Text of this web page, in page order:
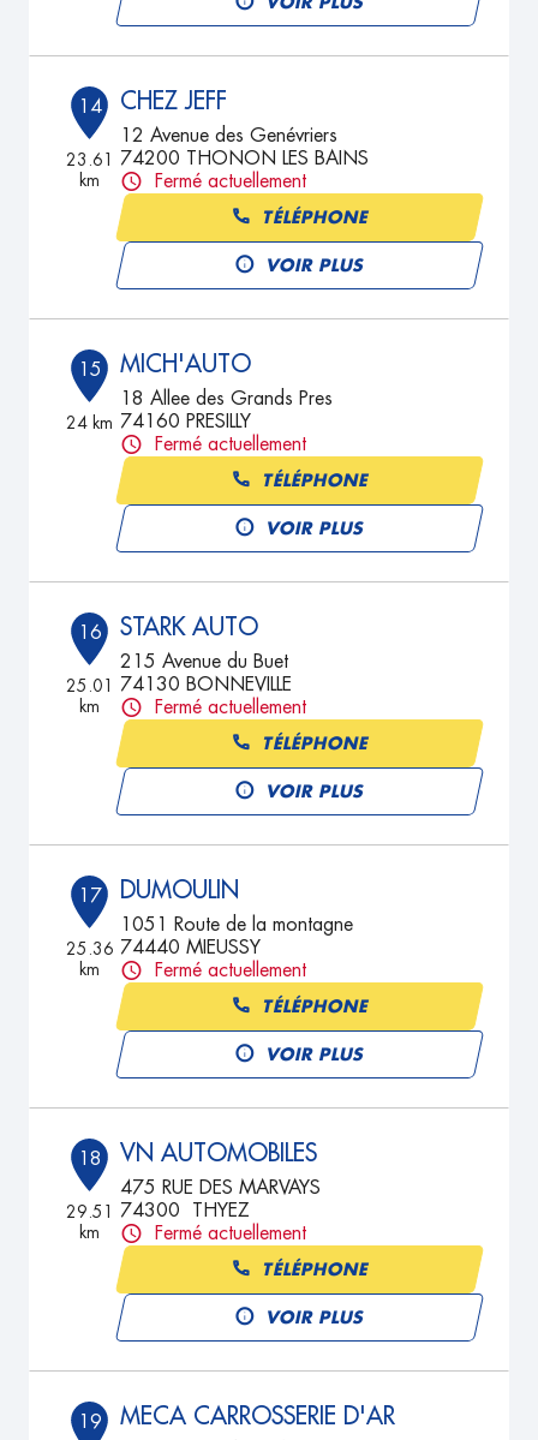
14
23.61
km
CHEZ JEFF
12 Avenue des Genévriers
74200 THONON LES BAINS
Fermé actuellement
TÉLÉPHONE
VOIR PLUS
15
24 km
MICH'AUTO
18 Allee des Grands Pres
74160 PRESILLY
Fermé actuellement
TÉLÉPHONE
VOIR PLUS
16
25.01
km
STARK AUTO
215 Avenue du Buet
74130 BONNEVILLE
Fermé actuellement
TÉLÉPHONE
VOIR PLUS
17
25.36
km
DUMOULIN
1051 Route de la montagne
74440 MIEUSSY
Fermé actuellement
TÉLÉPHONE
VOIR PLUS
18
29.51
km
VN AUTOMOBILES
475 RUE DES MARVAYS
74300 THYEZ
Fermé actuellement
TÉLÉPHONE
VOIR PLUS
19 MECA CARROSSERIE D'AR